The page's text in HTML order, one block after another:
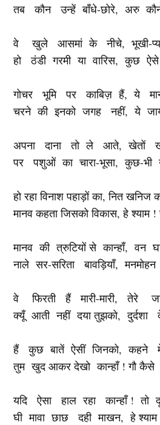
तब कौन उन्हें बाँधे-छोरे, अरु
वे खुले आसमां के नीचे, भूखी-
हो ठंडी गरमी या वारिस, कुछ
गोचर भूमि पर काबिज़ हैं, ये
चरने की इनको जगह नहीं, ये जायँ
अपना दाना तो ले आते, खेतों
पर पशुओं का चारा-भूसा, कुछ-भी
हो रहा विनाश पहाड़ों का, नित खनिज
मानव कहता जिसको विकास, हे श्याम
मानव की त्रुटियों से कान्हाँ, वन
नाले सर-सरिता बावड़ियाँ,
वे फिरती हैं मारी-मारी, तेरे
क्यूँ आती नहीं दया तुझको,
हैं कुछ बातें ऐसीं जिनको, कहने
तुम खुद आकर देखो कान्हाँ ! गौ
यदि ऐसा हाल रहा कान्हाँ !
घी मावा छाछ दही माखन, हे